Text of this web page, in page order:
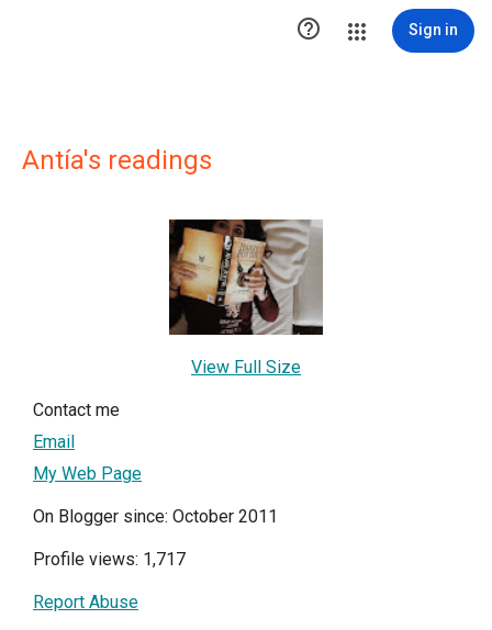
 Sign in
Antía's readings
View Full Size
Contact me
Email
My Web Page
On Blogger since: October 2011
Profile views: 1,717
Report Abuse